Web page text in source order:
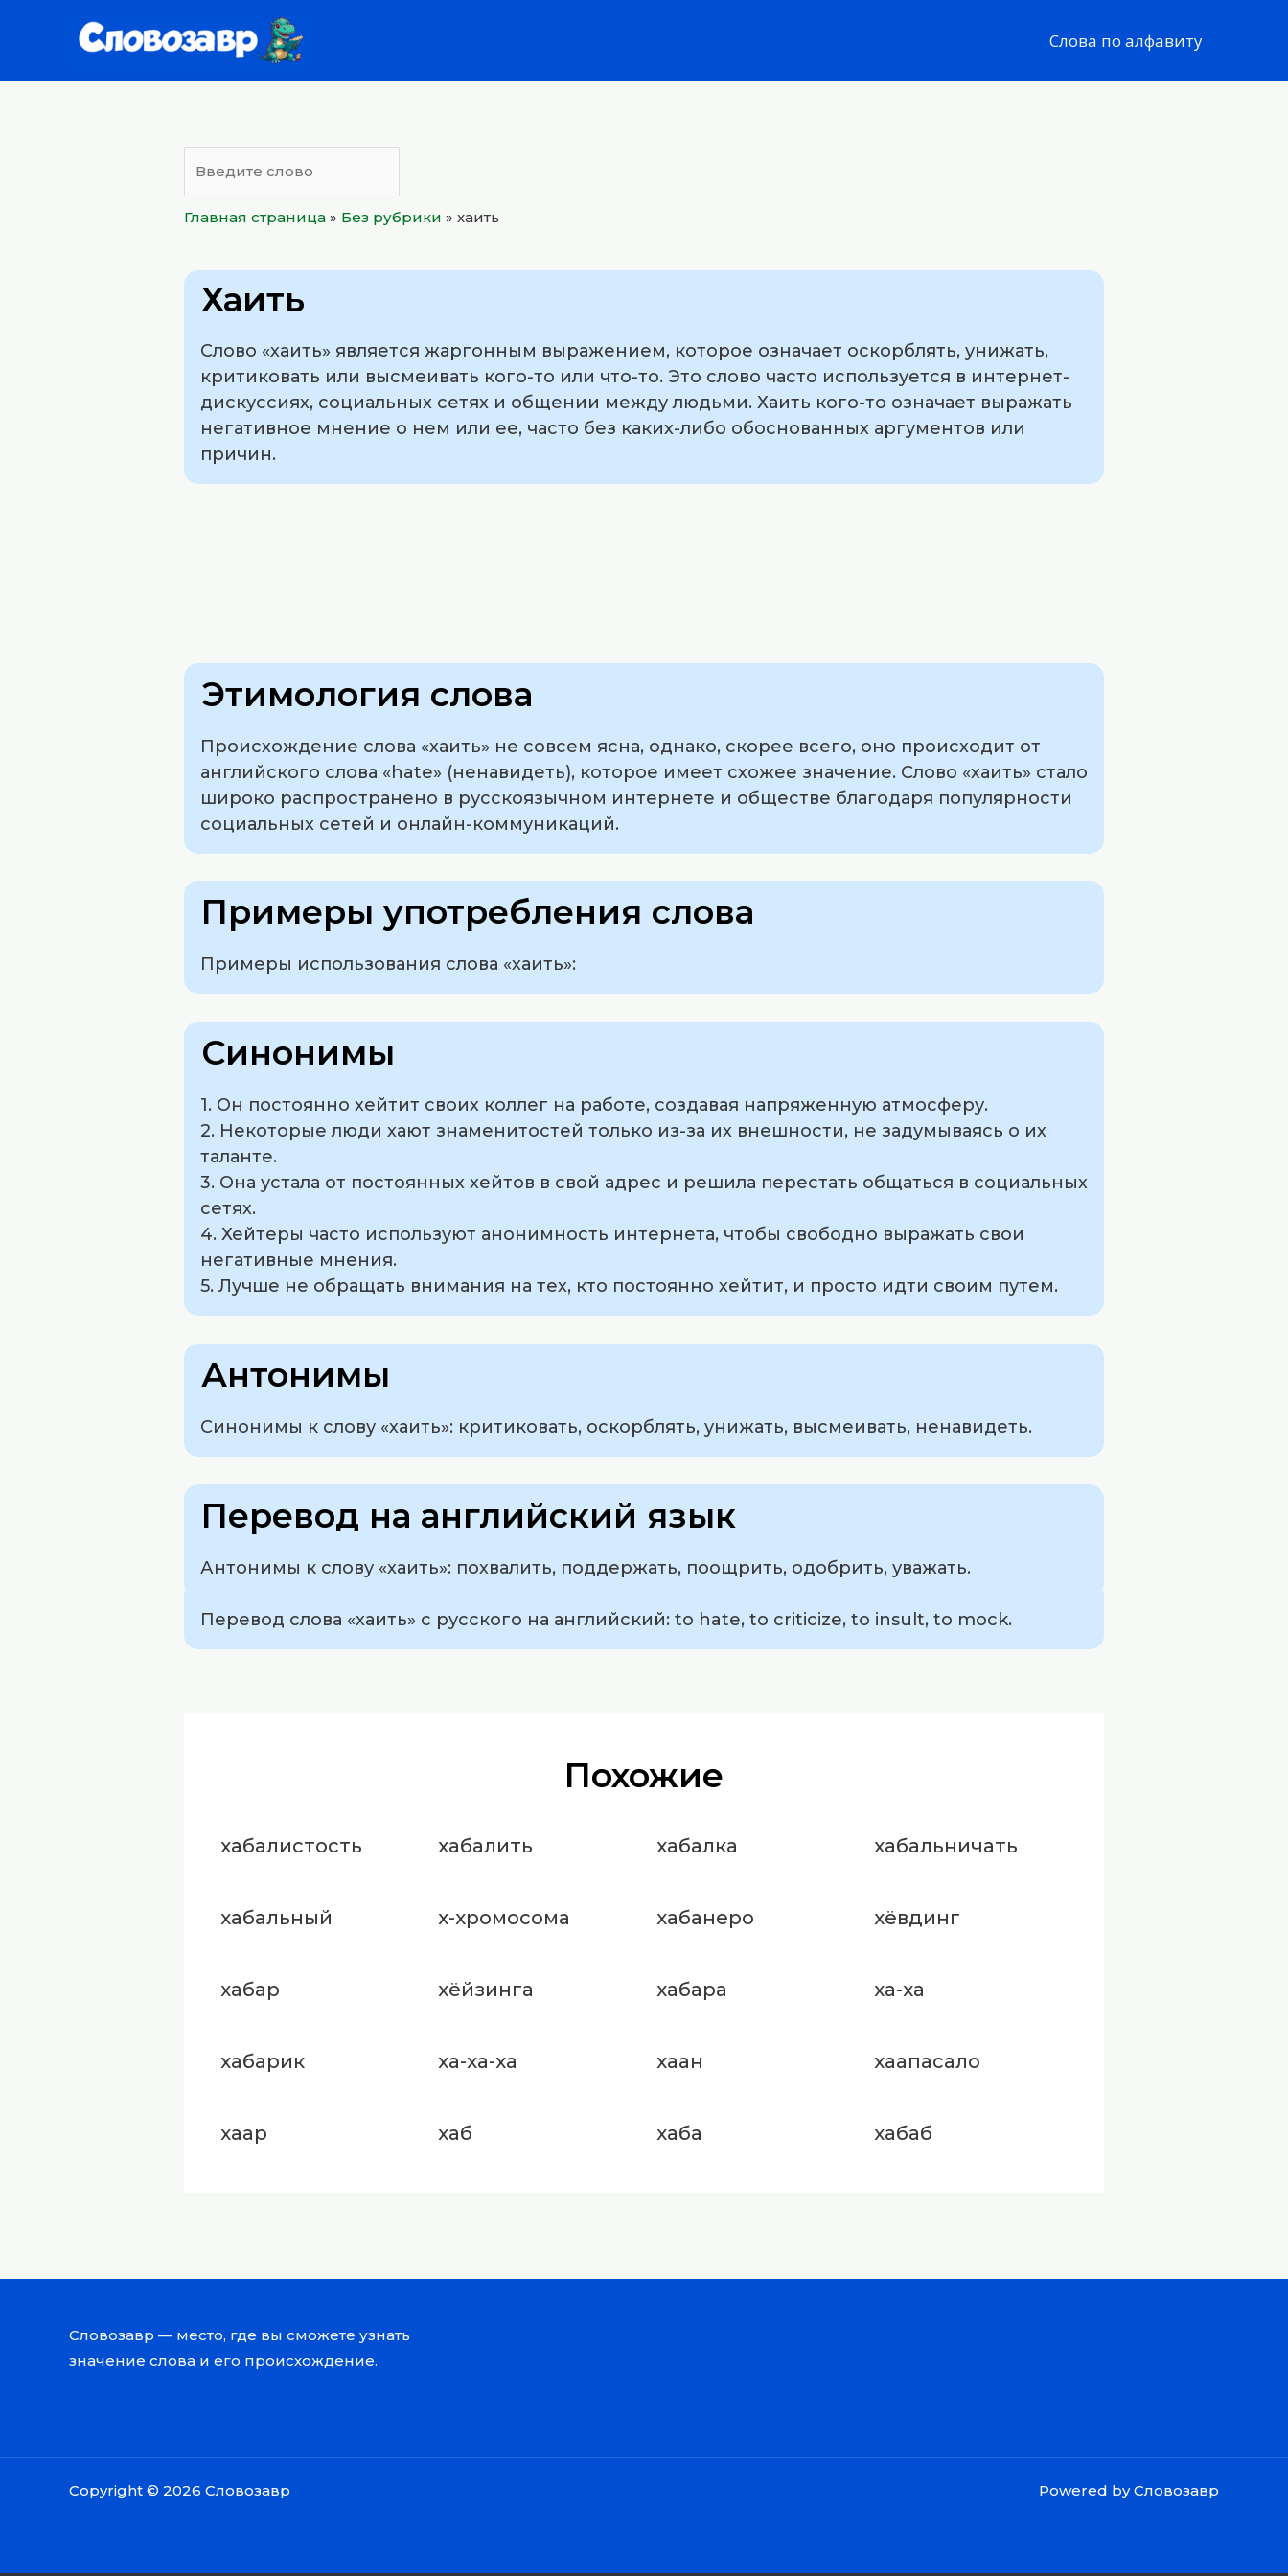
Слова по алфавиту
Главная страница » Без рубрики » хаить
Хаить
Слово «хаить» является жаргонным выражением, которое означает оскорблять, унижать,
критиковать или высмеивать кого-то или что-то. Это слово часто используется в интернет-
дискуссиях, социальных сетях и общении между людьми. Хаить кого-то означает выражать
негативное мнение о нем или ее, часто без каких-либо обоснованных аргументов или
причин.
Этимология слова
Происхождение слова «хаить» не совсем ясна, однако, скорее всего, оно происходит от
английского слова «hate» (ненавидеть), которое имеет схожее значение. Слово «хаить» стало
широко распространено в русскоязычном интернете и обществе благодаря популярности
социальных сетей и онлайн-коммуникаций.
Примеры употребления слова
Примеры использования слова «хаить»:
Синонимы
1. Он постоянно хейтит своих коллег на работе, создавая напряженную атмосферу.
2. Некоторые люди хают знаменитостей только из-за их внешности, не задумываясь о их
таланте.
3. Она устала от постоянных хейтов в свой адрес и решила перестать общаться в социальных
сетях.
4. Хейтеры часто используют анонимность интернета, чтобы свободно выражать свои
негативные мнения.
5. Лучше не обращать внимания на тех, кто постоянно хейтит, и просто идти своим путем.
Антонимы
Синонимы к слову «хаить»: критиковать, оскорблять, унижать, высмеивать, ненавидеть.
Перевод на английский язык
Антонимы к слову «хаить»: похвалить, поддержать, поощрить, одобрить, уважать.
Перевод слова «хаить» с русского на английский: to hate, to criticize, to insult, to mock.
Похожие
хабалистость хабалить хабалка хабальничать
хабальный х-хромосома хабанеро хёвдинг
хабар хёйзинга хабара ха-ха
хабарик ха-ха-ха хаан хаапасало
хаар хаб хаба хабаб
Словозавр — место, где вы сможете узнать
значение слова и его происхождение.
Copyright © 2026 Словозавр Powered by Словозавр